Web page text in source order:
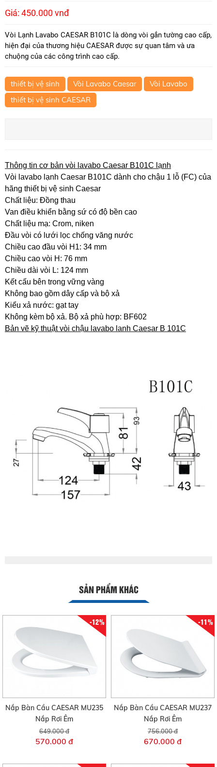
Giá: 450.000 vnđ
Vòi Lạnh Lavabo CAESAR B101C là dòng vòi gắn tường cao cấp,
hiện đại của thương hiệu CAESAR được sự quan tâm và ưa
chuộng của các công trình cao cấp.
thiết bị vệ sinh Vòi Lavabo Caesar
Vòi Lavabo
thiết bị vệ sinh CAESAR
Thông tin cơ bản vòi lavabo Caesar B101C lạnh
Vòi lavabo lạnh Caesar B101C dành cho chậu 1 lỗ (FC) của
hãng thiết bị vệ sinh Caesar
Chất liệu: Đồng thau
Van điều khiển bằng sứ có độ bền cao
Chất liệu mạ: Crom, niken
Đầu vòi có lưới lọc chống văng nước
Chiều cao đầu vòi H1: 34 mm
Chiều cao vòi H: 76 mm
Chiều dài vòi L: 124 mm
Kết cấu bên trong vững vàng
Không bao gồm dây cấp và bộ xả
Kiểu xả nước: gạt tay
Không kèm bộ xả. Bộ xả phù hợp: BF602
Bản vẽ kỹ thuật vòi chậu lavabo lanh Caesar B 101C
SẢN PHẨM KHÁC
-12%
Nắp Bàn Cầu CAESAR MU235
Nắp Rơi Êm
649.000 đ
570.000 đ
-11%
Nắp Bàn Cầu CAESAR MU237
Nắp Rơi Êm
756.000 đ
670.000 đ